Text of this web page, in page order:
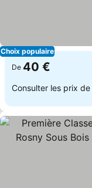
Choix populaire
De 40 €
Consulter les prix de